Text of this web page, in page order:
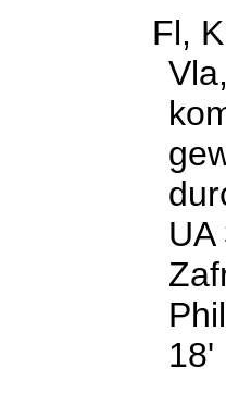
Fl,
18'